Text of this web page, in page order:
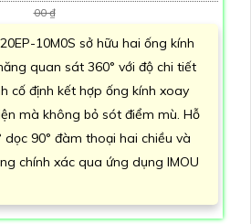
00 ₫
10M0S sở hữu hai ống kính
quan sát 360° với độ chi tiết
cố định kết hợp ống kính xoay
mà không bỏ sót điểm mù. Hỗ
90° đàm thoại hai chiều và
chính xác qua ứng dụng IMOU